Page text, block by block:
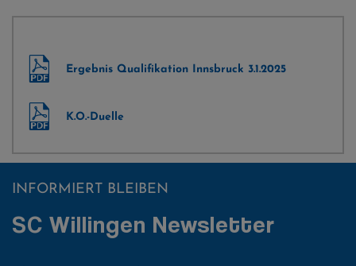
Ergebnis Qualifikation Innsbruck 3.1.2025
K.O.-Duelle
INFORMIERT BLEIBEN
SC Willingen Newsletter